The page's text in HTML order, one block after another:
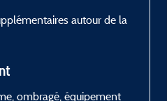
autour de la
ombragé, équipement